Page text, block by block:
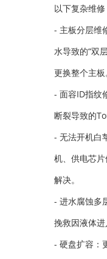
以下复杂维修
- 主板分层维
水导致的“双
更换整个主板
- 面容ID指纹
断裂导致的
- 无法开机白
机、供电芯
解决。
- 进水腐蚀多
挽救因液体进
- 硬盘扩容：